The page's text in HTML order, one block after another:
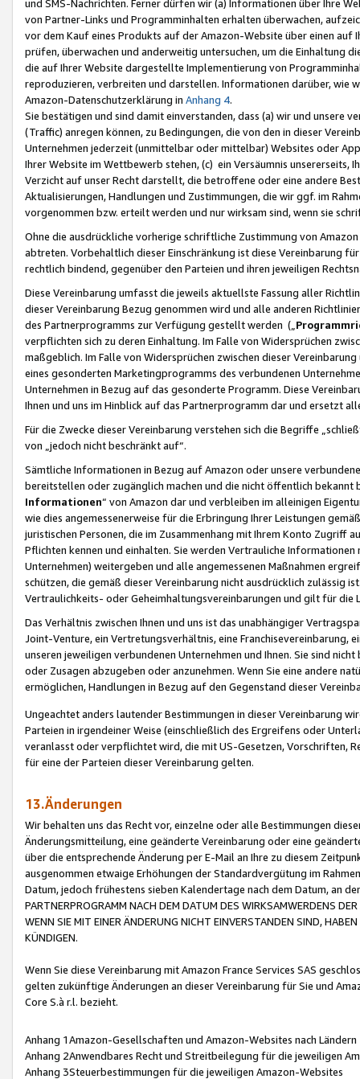
und SMS-Nachrichten. Ferner dürfen wir (a) Informationen über Ihre
von Partner-Links und Programminhalten erhalten überwachen,
vor dem Kauf eines Produkts auf der Amazon-Website über einen
prüfen, überwachen und anderweitig untersuchen, um die Einhaltung
die auf Ihrer Website dargestellte Implementierung von
reproduzieren, verbreiten und darstellen. Informationen darüber, wie
Amazon-Datenschutzerklärung in Anhang 4.
Sie bestätigen und sind damit einverstanden, dass (a) wir und
(Traffic) anregen können, zu Bedingungen, die von den in dieser
Unternehmen jederzeit (unmittelbar oder mittelbar) Websites oder
Ihrer Website im Wettbewerb stehen, (c) ein Versäumnis unsererseits,
Verzicht auf unser Recht darstellt, die betroffene oder eine andere
Aktualisierungen, Handlungen und Zustimmungen, die wir ggf. im
vorgenommen bzw. erteilt werden und nur wirksam sind, wenn sie
Ohne die ausdrückliche vorherige schriftliche Zustimmung von
abtreten. Vorbehaltlich dieser Einschränkung ist diese Vereinbarung
rechtlich bindend, gegenüber den Parteien und ihren jeweiligen
Diese Vereinbarung umfasst die jeweils aktuellste Fassung aller
dieser Vereinbarung Bezug genommen wird und alle anderen
des Partnerprogramms zur Verfügung gestellt werden („
verpflichten sich zu deren Einhaltung. Im Falle von Widersprüchen
maßgeblich. Im Falle von Widersprüchen zwischen dieser
eines gesonderten Marketingprogramms des verbundenen
Unternehmen in Bezug auf das gesonderte Programm. Diese
Ihnen und uns im Hinblick auf das Partnerprogramm dar und ersetzt
Für die Zwecke dieser Vereinbarung verstehen sich die Begriffe
von „jedoch nicht beschränkt auf“.
Sämtliche Informationen in Bezug auf Amazon oder unsere
bereitstellen oder zugänglich machen und die nicht öffentlich
Informationen“ von Amazon dar und verbleiben im alleinigen
wie dies angemessenerweise für die Erbringung Ihrer Leistungen
juristischen Personen, die im Zusammenhang mit Ihrem Konto
Pflichten kennen und einhalten. Sie werden Vertrauliche
Unternehmen) weitergeben und alle angemessenen Maßnahmen
schützen, die gemäß dieser Vereinbarung nicht ausdrücklich zulässig
Vertraulichkeits- oder Geheimhaltungsvereinbarungen und gilt für die
Das Verhältnis zwischen Ihnen und uns ist das unabhängiger
Joint-Venture, ein Vertretungsverhältnis, eine Franchisevereinbarung,
unseren jeweiligen verbundenen Unternehmen und Ihnen. Sie sind
oder Zusagen abzugeben oder anzunehmen. Wenn Sie eine andere
ermöglichen, Handlungen in Bezug auf den Gegenstand dieser
Ungeachtet anders lautender Bestimmungen in dieser Vereinbarung
Parteien in irgendeiner Weise (einschließlich des Ergreifens oder
veranlasst oder verpflichtet wird, die mit US-Gesetzen, Vorschriften,
für eine der Parteien dieser Vereinbarung gelten.
13.Änderungen
Wir behalten uns das Recht vor, einzelne oder alle Bestimmungen
Änderungsmitteilung, eine geänderte Vereinbarung oder eine
über die entsprechende Änderung per E-Mail an Ihre zu diesem
ausgenommen etwaige Erhöhungen der Standardvergütung im
Datum, jedoch frühestens sieben Kalendertage nach dem Datum, an
PARTNERPROGRAMM NACH DEM DATUM DES WIRKSAMWERDENS
WENN SIE MIT EINER ÄNDERUNG NICHT EINVERSTANDEN SIND,
KÜNDIGEN.
Wenn Sie diese Vereinbarung mit Amazon France Services SAS
gelten zukünftige Änderungen an dieser Vereinbarung für Sie und
Core S.à r.l. bezieht.
Anhang 1Amazon-Gesellschaften und Amazon-Websites nach Ländern
Anhang 2Anwendbares Recht und Streitbeilegung für die jeweiligen
Anhang 3Steuerbestimmungen für die jeweiligen Amazon-Websites